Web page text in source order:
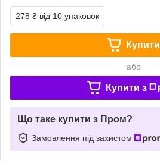
278 ₴ від 10 упаковок
Купити
або
Купити з
Що таке купити з Пром?
Замовлення під захистом